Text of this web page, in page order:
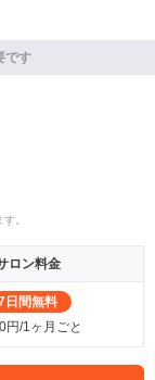
です
。
ロン料金
日間無料
円/1ヶ月ごと